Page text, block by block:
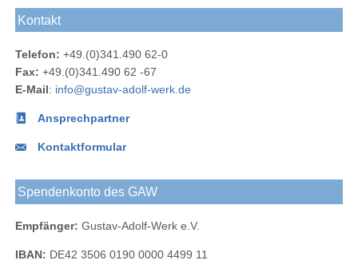
Blog
bei
bei
Werk
Adolf-
Kontakt
Telefon: +49.(0)341.490 62-0
Fax: +49.(0)341.490 62 -67
E-Mail: info@gustav-adolf-werk.de
Ansprechpartner
Kontaktformular
Spendenkonto des GAW
Empfänger: Gustav-Adolf-Werk e.V.
IBAN: DE42 3506 0190 0000 4499 11